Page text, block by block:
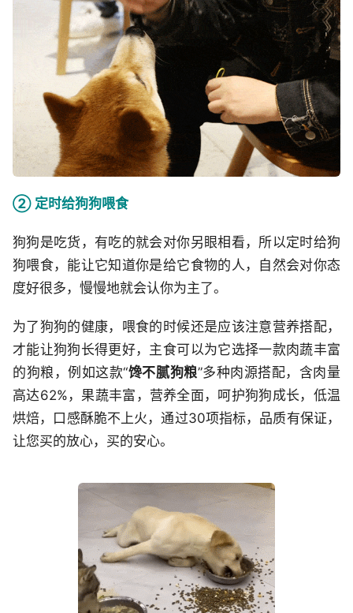
② 定时给狗狗喂食
狗狗是吃货，有吃的就会对你另眼相看，所以定时给狗
狗喂食，能让它知道你是给它食物的人，自然会对你态
度好很多，慢慢地就会认你为主了。
为了狗狗的健康，喂食的时候还是应该注意营养搭配，
才能让狗狗长得更好，主食可以为它选择一款肉蔬丰富
的狗粮，例如这款“馋不腻狗粮”多种肉源搭配，含肉量
高达62%，果蔬丰富，营养全面，呵护狗狗成长，低温
烘焙，口感酥脆不上火，通过30项指标，品质有保证，
让您买的放心，买的安心。